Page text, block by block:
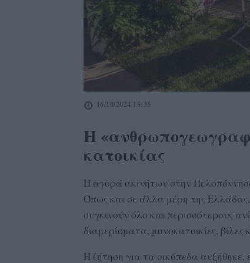
16/10/2024 18:35
Η
κατοικίας
Η αγορά ακινήτων στην
Όπως και σε άλλα μέρη της Ελλάδας,
συγκινούν όλο και περισσότερους
διαμερίσματα, μονοκατοικίες, βίλες
Η ζήτηση για τα οικόπεδα αυξήθηκε,